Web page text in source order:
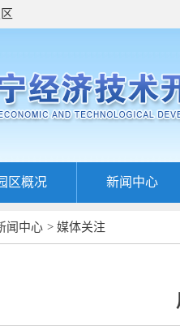
区概况 新闻中心
闻中心 > 媒体关注